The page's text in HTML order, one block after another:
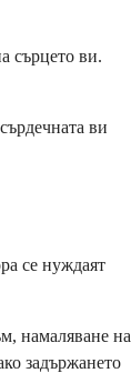
сърцето ви.
ви
се нуждаят
намаляване на
задържането